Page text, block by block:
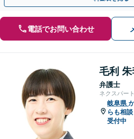
電話でお問い合わせ
毛利 朱
弁護士
ネクスパー
岐阜県
らも相談
受付中